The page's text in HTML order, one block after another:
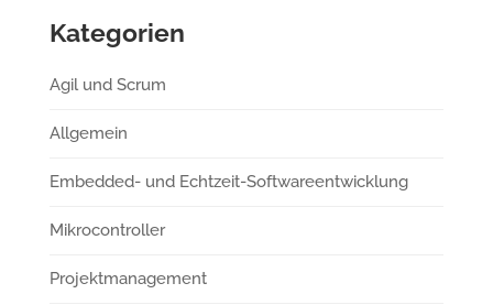
Kategorien
Agil und Scrum
Allgemein
Embedded- und Echtzeit-Softwareentwicklung
Mikrocontroller
Projektmanagement